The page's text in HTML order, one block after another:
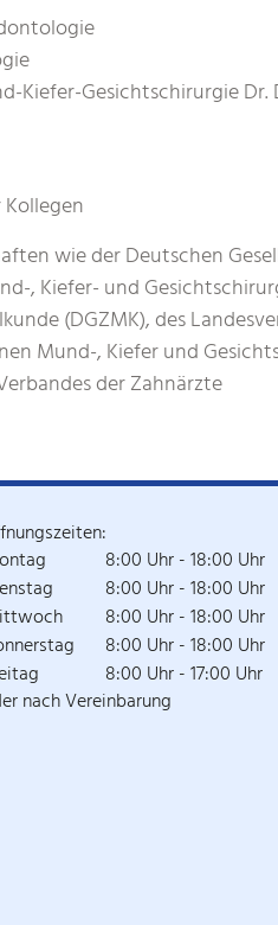
Kiefer-Gesichtschirurgie Dr.
wie der Deutschen
, Kiefer- und
(DGZMK), des
Mund-, Kiefer und
der Zahnärzte
8:00 Uhr - 18:00 Uhr
8:00 Uhr - 18:00 Uhr
8:00 Uhr - 18:00 Uhr
8:00 Uhr - 18:00 Uhr
8:00 Uhr - 17:00 Uhr
nach Vereinbarung